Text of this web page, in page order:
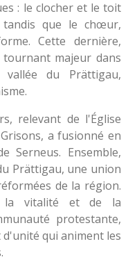
: le clocher et le toit
que le chœur,
Cette dernière,
majeur dans
du Prättigau,
relevant de l'Église
a fusionné en
Serneus. Ensemble,
Prättigau, une union
de la région.
la vitalité et de la
protestante,
qui animent les